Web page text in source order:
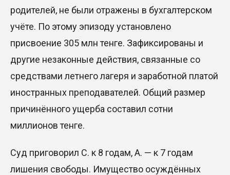
родителей, не были отражены в бухгалтерском
учёте. По этому эпизоду установлено
присвоение 305 млн тенге. Зафиксированы и
другие незаконные действия, связанные со
средствами летнего лагеря и заработной платой
иностранных преподавателей. Общий размер
причинённого ущерба составил сотни
миллионов тенге.
Суд приговорил С. к 8 годам, А. — к 7 годам
лишения свободы. Имущество осуждённых